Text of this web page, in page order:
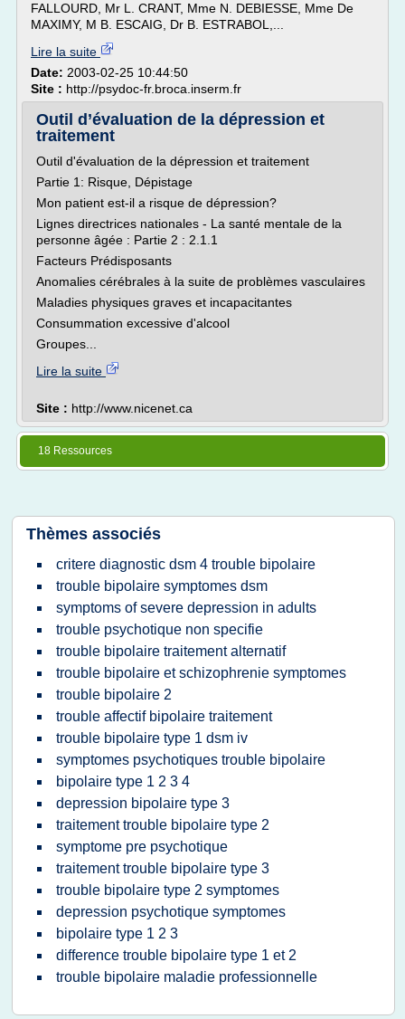
FALLOURD, Mr L. CRANT, Mme N. DEBIESSE, Mme De
MAXIMY, M B. ESCAIG, Dr B. ESTRABOL,...
Lire la suite
Date: 2003-02-25 10:44:50
Site : http://psydoc-fr.broca.inserm.fr
Outil d’évaluation de la dépression et
traitement
Outil d'évaluation de la dépression et traitement
Partie 1: Risque, Dépistage
Mon patient est-il a risque de dépression?
Lignes directrices nationales - La santé mentale de la
personne âgée : Partie 2 : 2.1.1
Facteurs Prédisposants
Anomalies cérébrales à la suite de problèmes vasculaires
Maladies physiques graves et incapacitantes
Consummation excessive d'alcool
Groupes...
Lire la suite
Site : http://www.nicenet.ca
18 Ressources
Thèmes associés
critere diagnostic dsm 4 trouble bipolaire
trouble bipolaire symptomes dsm
symptoms of severe depression in adults
trouble psychotique non specifie
trouble bipolaire traitement alternatif
trouble bipolaire et schizophrenie symptomes
trouble bipolaire 2
trouble affectif bipolaire traitement
trouble bipolaire type 1 dsm iv
symptomes psychotiques trouble bipolaire
bipolaire type 1 2 3 4
depression bipolaire type 3
traitement trouble bipolaire type 2
symptome pre psychotique
traitement trouble bipolaire type 3
trouble bipolaire type 2 symptomes
depression psychotique symptomes
bipolaire type 1 2 3
difference trouble bipolaire type 1 et 2
trouble bipolaire maladie professionnelle